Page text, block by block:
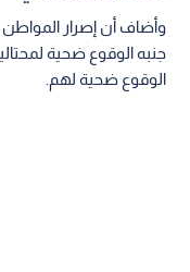
وأضاف أن إصرار المواطن
جنبه الوقوع ضحية
الوقوع ضحية لهم.